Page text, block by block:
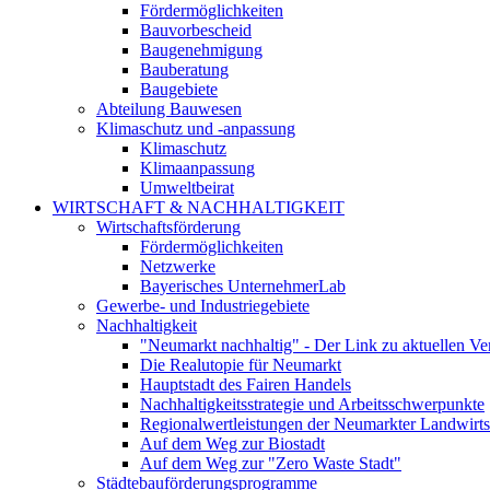
Fördermöglichkeiten
Bauvorbescheid
Baugenehmigung
Bauberatung
Baugebiete
Abteilung Bauwesen
Klimaschutz und -anpassung
Klimaschutz
Klimaanpassung
Umweltbeirat
WIRTSCHAFT & NACHHALTIGKEIT
Wirtschaftsförderung
Fördermöglichkeiten
Netzwerke
Bayerisches UnternehmerLab
Gewerbe- und Industriegebiete
Nachhaltigkeit
"Neumarkt nachhaltig" - Der Link zu aktuellen
Die Realutopie für Neumarkt
Hauptstadt des Fairen Handels
Nachhaltigkeitsstrategie und Arbeitsschwerpunkte
Regionalwertleistungen der Neumarkter
Auf dem Weg zur Biostadt
Auf dem Weg zur "Zero Waste Stadt"
Städtebauförderungsprogramme